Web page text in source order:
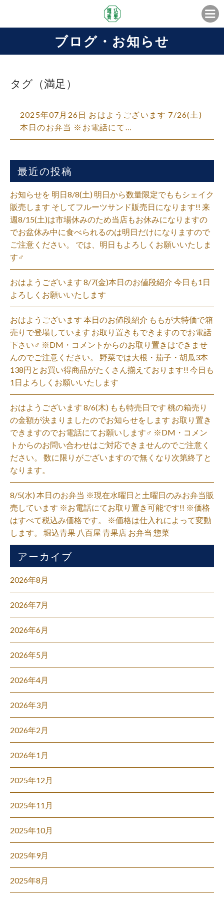
ブログ・お知らせ
タグ（満足）
2025年07月26日 おはようございます 7/26(土)
本日のお弁当 ※お電話にて…
最近の投稿
お知らせを 明日8/8(土) 明日から数量限定でももシェイク
販売します そしてフルーツサンド販売日になります!! 来
週8/15(土)は市場休みのため当店もお休みになりますの
でお盆休み中に食べられるのは明日だけになりますので
ご注意ください。 では、明日もよろしくお願いいたしま
す‍♂️
おはようございます 8/7(金)本日のお値段紹介 今日も1日
よろしくお願いいたします
おはようございます 本日のお値段紹介 ももが大特価で箱
売りで登場しています お取り置きもできますのでお電話
下さい‍♂️ ※DM・コメントからのお取り置きはできませ
んのでご注意ください。 野菜では大根・茄子・胡瓜3本
138円とお買い得商品がたくさん揃えております!! 今日も
1日よろしくお願いいたします
おはようございます 8/6(木) もも特売日です 桃の箱売り
の金額が決まりましたのでお知らせをします お取り置き
できますのでお電話にてお願いします‍♂️ ※DM・コメン
トからのお問い合わせはご対応できませんのでご注意く
ださい。 数に限りがございますので無くなり次第終了と
なります。
8/5(水) 本日のお弁当 ※現在水曜日と土曜日のみお弁当販
売しています ※お電話にてお取り置き可能です!! ※価格
はすべて税込み価格です。 ※価格は仕入れによって変動
します。 堀込青果 八百屋 青果店 お弁当 惣菜
アーカイブ
2026年8月
2026年7月
2026年6月
2026年5月
2026年4月
2026年3月
2026年2月
2026年1月
2025年12月
2025年11月
2025年10月
2025年9月
2025年8月